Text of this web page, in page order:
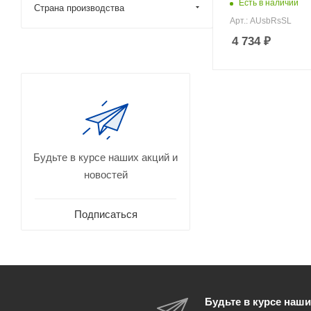
Есть в наличии
Арт.: AUsbRsSL
4 734₽
Страна производства
Будьте в курсе наших акций и
новостей
Подписаться
Будьте в курсе